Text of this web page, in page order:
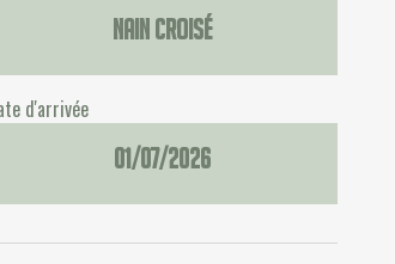
Nain croisé
d'arrivée
01/07/2026